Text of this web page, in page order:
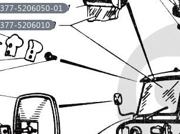
377-5206010
377-5206050-01